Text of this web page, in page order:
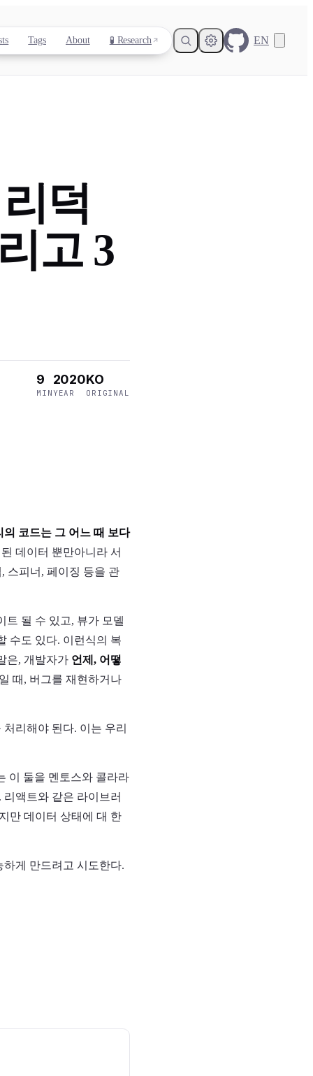
Tags About 🧪 Research EN
덕
고 3
9
MIN
2020
YEAR
KO
ORIGINAL
코드는 그 어느 때 보다
데이터 뿐만아니라 서
스피너, 페이징 등을 관
트 될 수 있고, 뷰가 모델
수도 있다. 이런식의 복
은, 개발자가 언제, 어떻
때, 버그를 재현하거나
리해야 된다. 이는 우리
이 둘을 멘토스와 콜라라
액트와 같은 라이브러
만 데이터 상태에 대 한
게 만드려고 시도한다.